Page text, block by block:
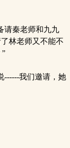
请秦老师和九九
林老师又不能不
------我们邀请，她